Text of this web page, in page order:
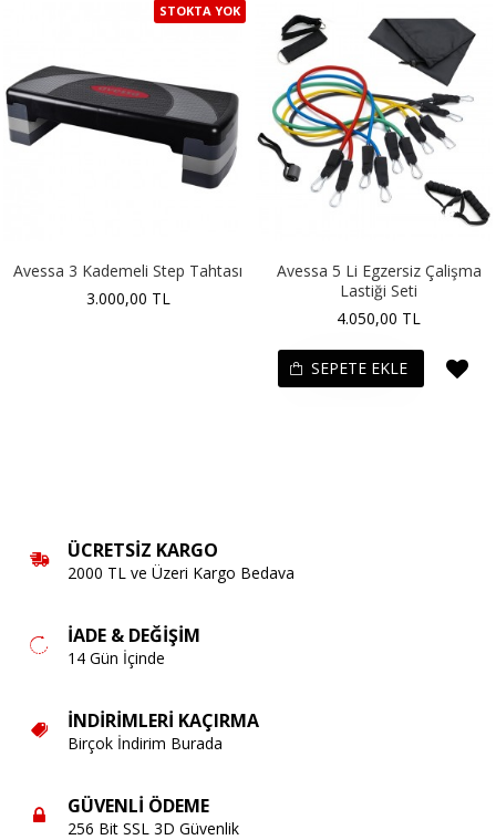
STOKTA YOK
Avessa 3 Kademeli Step Tahtası
3.000,00 TL
Avessa 5 Li Egzersiz Çalişma
Lastiği Seti
4.050,00 TL
SEPETE EKLE
ÜCRETSIZ KARGO
2000 TL ve Üzeri Kargo Bedava
İADE & DEĞIŞIM
14 Gün İçinde
İNDIRIMLERI KAÇIRMA
Birçok İndirim Burada
GÜVENLI ÖDEME
256 Bit SSL 3D Güvenlik